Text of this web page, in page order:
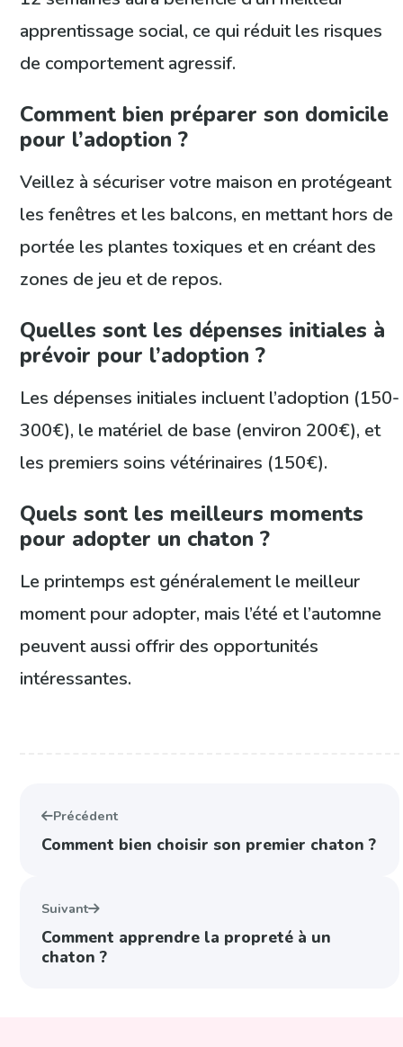
apprentissage social, ce qui réduit les risques
de comportement agressif.
Comment bien préparer son domicile
pour l’adoption ?
Veillez à sécuriser votre maison en protégeant
les fenêtres et les balcons, en mettant hors de
portée les plantes toxiques et en créant des
zones de jeu et de repos.
Quelles sont les dépenses initiales à
prévoir pour l’adoption ?
Les dépenses initiales incluent l’adoption (150-
300€), le matériel de base (environ 200€), et
les premiers soins vétérinaires (150€).
Quels sont les meilleurs moments
pour adopter un chaton ?
Le printemps est généralement le meilleur
moment pour adopter, mais l’été et l’automne
peuvent aussi offrir des opportunités
intéressantes.
Précédent
Comment bien choisir son premier chaton ?
Suivant
Comment apprendre la propreté à un
chaton ?